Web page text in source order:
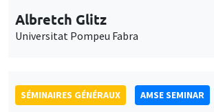
Albretch Glitz
Universitat Pompeu Fabra
SÉMINAIRES GÉNÉRAUX
AMSE SEMINAR